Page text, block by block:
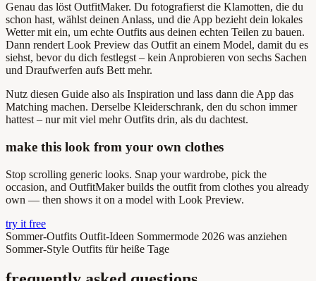
Genau das löst OutfitMaker. Du fotografierst die Klamotten, die du
schon hast, wählst deinen Anlass, und die App bezieht dein lokales
Wetter mit ein, um echte Outfits aus deinen echten Teilen zu bauen.
Dann rendert Look Preview das Outfit an einem Model, damit du es
siehst, bevor du dich festlegst – kein Anprobieren von sechs Sachen
und Draufwerfen aufs Bett mehr.
Nutz diesen Guide also als Inspiration und lass dann die App das
Matching machen. Derselbe Kleiderschrank, den du schon immer
hattest – nur mit viel mehr Outfits drin, als du dachtest.
make this look from your own clothes
Stop scrolling generic looks. Snap your wardrobe, pick the
occasion, and OutfitMaker builds the outfit from clothes you already
own — then shows it on a model with Look Preview.
try it free
Sommer-Outfits Outfit-Ideen Sommermode 2026 was anziehen
Sommer-Style Outfits für heiße Tage